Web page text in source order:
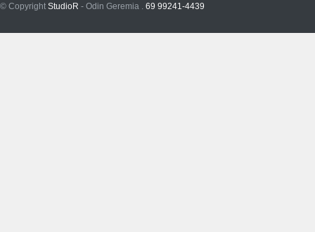
© Copyright StudioR - Odin Geremia . 69 99241-4439